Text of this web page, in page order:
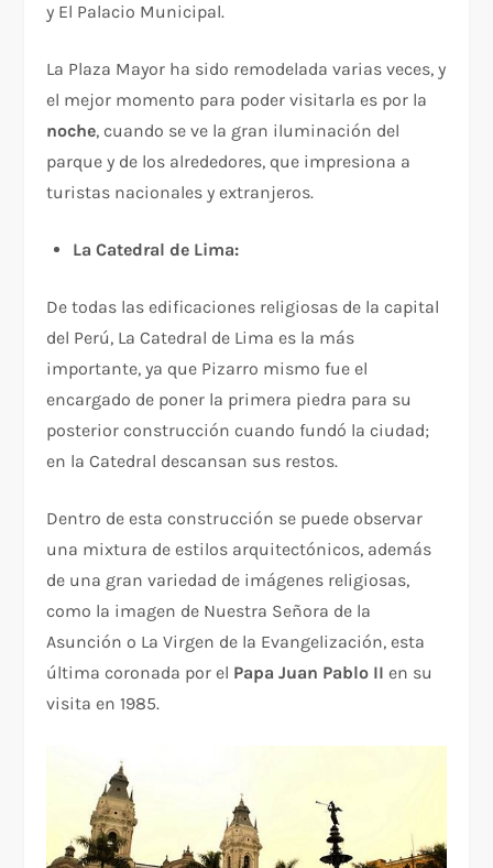
y El Palacio Municipal.
La Plaza Mayor ha sido remodelada varias veces, y
el mejor momento para poder visitarla es por la
noche, cuando se ve la gran iluminación del
parque y de los alrededores, que impresiona a
turistas nacionales y extranjeros.
La Catedral de Lima:
De todas las edificaciones religiosas de la capital
del Perú, La Catedral de Lima es la más
importante, ya que Pizarro mismo fue el
encargado de poner la primera piedra para su
posterior construcción cuando fundó la ciudad;
en la Catedral descansan sus restos.
Dentro de esta construcción se puede observar
una mixtura de estilos arquitectónicos, además
de una gran variedad de imágenes religiosas,
como la imagen de Nuestra Señora de la
Asunción o La Virgen de la Evangelización, esta
última coronada por el Papa Juan Pablo II en su
visita en 1985.